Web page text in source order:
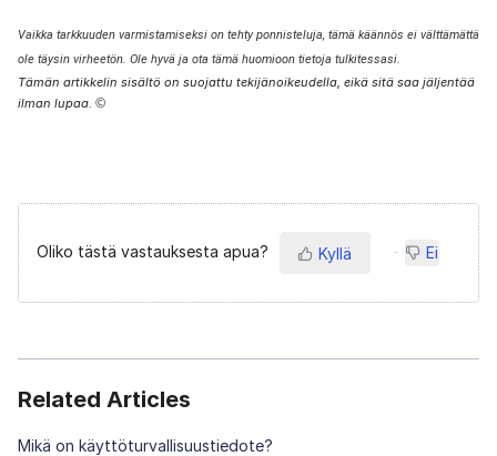
Vaikka tarkkuuden varmistamiseksi on tehty ponnisteluja, tämä käännös ei välttämättä
ole täysin virheetön. Ole hyvä ja ota tämä huomioon tietoja tulkitessasi.
Tämän artikkelin sisältö on suojattu tekijänoikeudella, eikä sitä saa jäljentää
ilman lupaa. ©
Oliko tästä vastauksesta apua? Kyllä Ei
Related Articles
Mikä on käyttöturvallisuustiedote?